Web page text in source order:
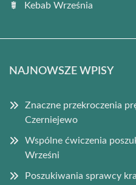
Kebab Września
NAJNOWSZE WPISY
Znaczne przekroczenia
Czerniejewo
Wspólne ćwiczenia
Wrześni
Poszukiwania sprawcy